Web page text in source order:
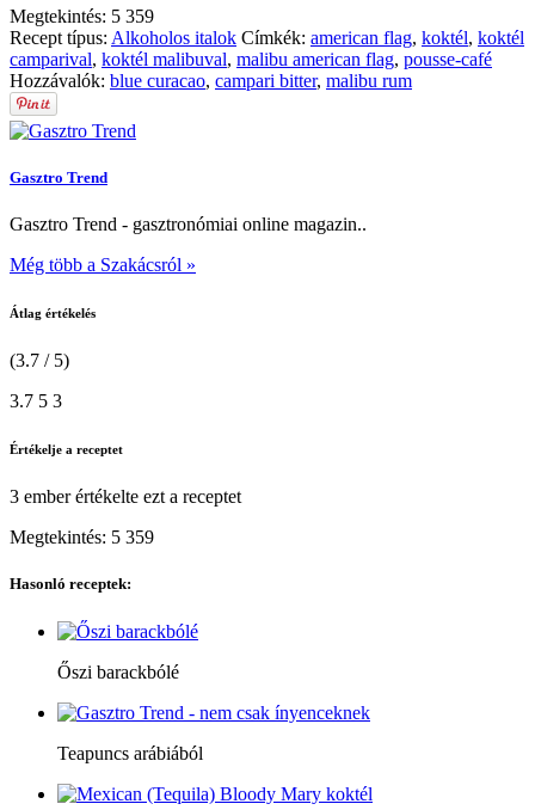
Megtekintés: 5 359
Recept típus: Alkoholos italok Címkék: american flag, koktél, koktél
camparival, koktél malibuval, malibu american flag, pousse-café
Hozzávalók: blue curacao, campari bitter, malibu rum
Gasztro Trend
Gasztro Trend - gasztronómiai online magazin..
Még több a Szakácsról »
Átlag értékelés
(3.7 / 5)
3.7 5 3
Értékelje a receptet
3 emberértékelte ezt a receptet
Megtekintés: 5 359
Hasonló receptek:
Őszi barackbólé
Teapuncs arábiából